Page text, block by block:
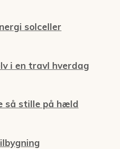
solceller
i en travl hverdag
så stille på hæld